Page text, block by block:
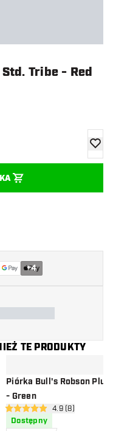
Tribe - Red
+4
TE PRODUKTY
listy życzeń
Piórka Bull's Robson Plus
- Green
otwórz panel
4.9 gwiazdki oceny
4.9 (8)
Dostępny